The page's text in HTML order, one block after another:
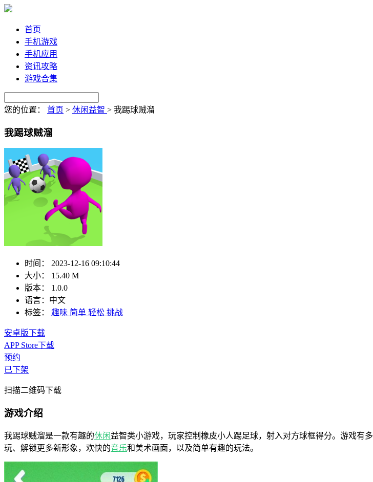
首页
手机游戏
手机应用
资讯攻略
游戏合集
您的位置： 首页 > 休闲益智 > 我踢球贼溜
我踢球贼溜
时间：
2023-12-16 09:10:44
大小：
15.40 M
版本：
1.0.0
语言： 中文
标签：
趣味 简单 轻松 挑战
安卓版下载
APP Store下载
预约
已下架
扫描二维码下载
游戏介绍
我踢球贼溜是一款有趣的休闲 益智类小游戏，玩家控制橡皮小人踢足球，射入对方球框得分。游戏有多
玩、解锁更多新形象，欢快的音乐和美术画面，以及简单有趣的玩法。